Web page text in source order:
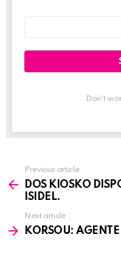
Don't
more
Previous article
DOS KIOSKO
ISIDEL.
Next article
KORSOU: